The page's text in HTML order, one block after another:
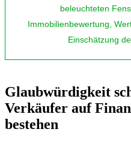
Glaubwürdigkeit
Verkäufer auf
bestehen